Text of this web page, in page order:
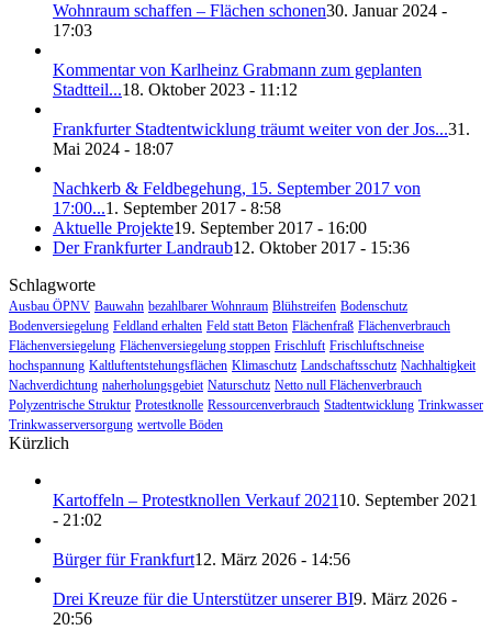
Wohnraum schaffen – Flächen schonen30. Januar 2024 -
17:03
Kommentar von Karlheinz Grabmann zum geplanten
Stadtteil...18. Oktober 2023 - 11:12
Frankfurter Stadtentwicklung träumt weiter von der Jos...31.
Mai 2024 - 18:07
Nachkerb & Feldbegehung, 15. September 2017 von
17:00...1. September 2017 - 8:58
Aktuelle Projekte19. September 2017 - 16:00
Der Frankfurter Landraub12. Oktober 2017 - 15:36
Schlagworte
Ausbau ÖPNV Bauwahn bezahlbarer Wohnraum Blühstreifen Bodenschutz
Bodenversiegelung Feldland erhalten Feld statt Beton Flächenfraß Flächenverbrauch
Flächenversiegelung Flächenversiegelung stoppen Frischluft Frischluftschneise
hochspannung Kaltluftentstehungsflächen Klimaschutz Landschaftsschutz Nachhaltigkeit
Nachverdichtung naherholungsgebiet Naturschutz Netto null Flächenverbrauch
Polyzentrische Struktur Protestknolle Ressourcenverbrauch Stadtentwicklung Trinkwasser
Trinkwasserversorgung wertvolle Böden
Kürzlich
Kartoffeln – Protestknollen Verkauf 202110. September 2021
- 21:02
Bürger für Frankfurt12. März 2026 - 14:56
Drei Kreuze für die Unterstützer unserer BI9. März 2026 -
20:56